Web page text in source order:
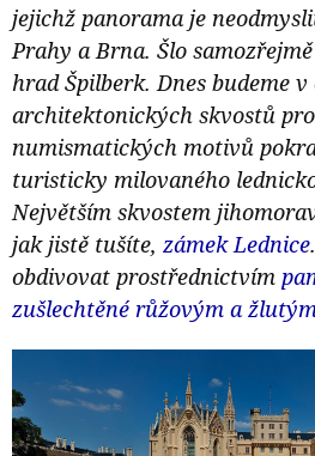
jejichž panorama je
Prahy a Brna. Šlo
hrad Špilberk. Dnes budeme
architektonických skvostů
numismatických motivů
turisticky milovaného
Největším skvostem
jak jistě tušíte, zámek Lednice
obdivovat prostřednictvím
zušlechtěné růžovým a